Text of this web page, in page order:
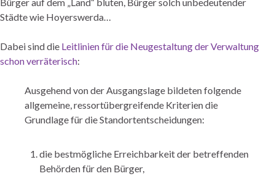
Städte wie Hoyerswerda…
Dabei sind die Leitlinien für die Neugestaltung der Verwaltung
schon verräterisch:
Ausgehend von der Ausgangslage bildeten folgende
allgemeine, ressortübergreifende Kriterien die
Grundlage für die Standortentscheidungen:
die bestmögliche Erreichbarkeit der betreffenden
Behörden für den Bürger,